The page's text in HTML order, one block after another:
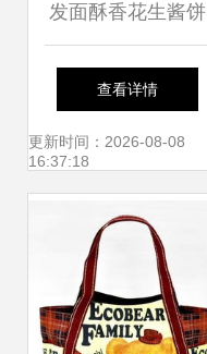
发面酥香花生酱饼
香酱饼袋里的独家
风味
查看详情
更新时间：2026-08-08
16:37:18